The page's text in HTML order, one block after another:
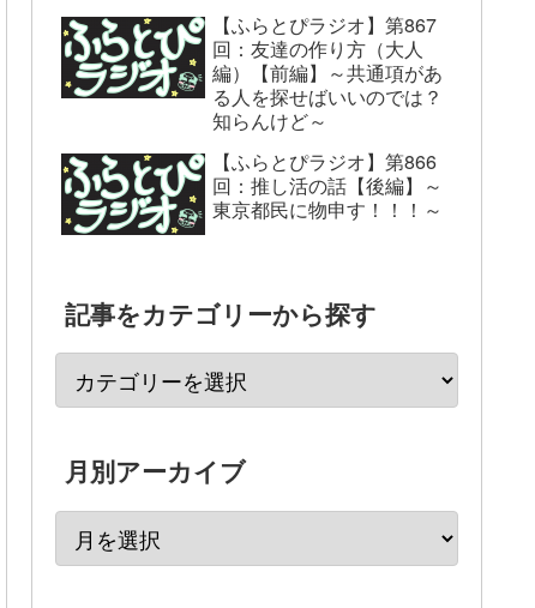
【ふらとぴラジオ】第867
回：友達の作り方（大人
編）【前編】～共通項があ
る人を探せばいいのでは？
知らんけど～
【ふらとぴラジオ】第866
回：推し活の話【後編】～
東京都民に物申す！！！～
記事をカテゴリーから探す
月別アーカイブ